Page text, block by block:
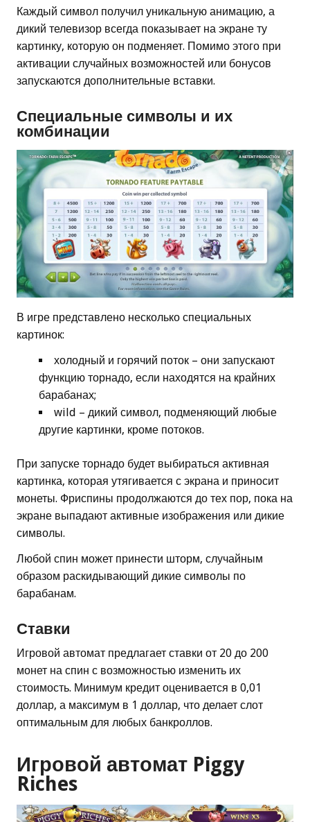
Каждый символ получил уникальную анимацию, а
дикий телевизор всегда показывает на экране ту
картинку, которую он подменяет. Помимо этого при
активации случайных возможностей или бонусов
запускаются дополнительные вставки.
Специальные символы и их
комбинации
В игре представлено несколько специальных
картинок:
холодный и горячий поток – они запускают
функцию торнадо, если находятся на крайних
барабанах;
wild – дикий символ, подменяющий любые
другие картинки, кроме потоков.
При запуске торнадо будет выбираться активная
картинка, которая утягивается с экрана и приносит
монеты. Фриспины продолжаются до тех пор, пока на
экране выпадают активные изображения или дикие
символы.
Любой спин может принести шторм, случайным
образом раскидывающий дикие символы по
барабанам.
Ставки
Игровой автомат предлагает ставки от 20 до 200
монет на спин с возможностью изменить их
стоимость. Минимум кредит оценивается в 0,01
доллар, а максимум в 1 доллар, что делает слот
оптимальным для любых банкроллов.
Игровой автомат Piggy
Riches